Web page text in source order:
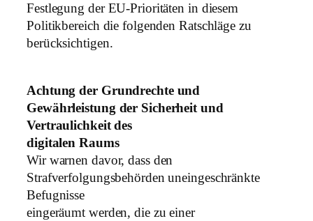
Festlegung der EU-Prioritäten in diesem
Politikbereich die folgenden Ratschläge zu
berücksichtigen.
Achtung der Grundrechte und
Gewährleistung der Sicherheit und
Vertraulichkeit des
digitalen Raums
Wir warnen davor, dass den
Strafverfolgungsbehörden uneingeschränkte
Befugnisse
eingeräumt werden, die zu einer